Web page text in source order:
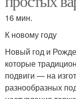
16 мин.
К новому году
Новый год и
которые
подвиги — на
разнообразных